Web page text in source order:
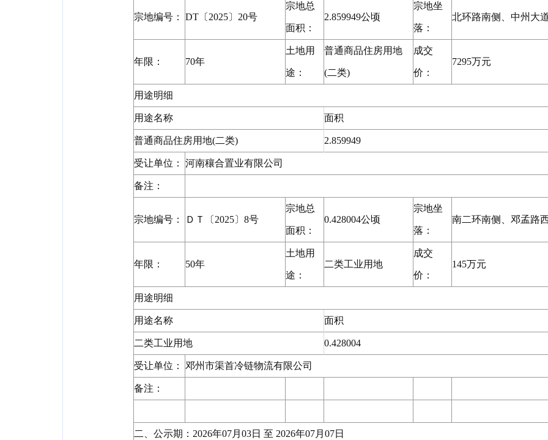
宗地编号： DT〔2025〕20号
宗地总
面积：
2.859949公顷
宗地坐
落：
北环路南侧、中州大
年限： 70年
土地用
途：
普通商品住房用地
(二类)
成交
价：
7295万元
用途明细
用途名称 面积
普通商品住房用地(二类) 2.859949
受让单位： 河南穰合置业有限公司
备注：
宗地编号： ＤＴ〔2025〕8号
宗地总
面积：
0.428004公顷
宗地坐
落：
南二环南侧、邓孟路
年限： 50年
土地用
途：
二类工业用地
成交
价：
145万元
用途明细
用途名称 面积
二类工业用地 0.428004
受让单位： 邓州市渠首冷链物流有限公司
备注：
二、公示期： 2026年07月 03日 至 2026年07月 07日